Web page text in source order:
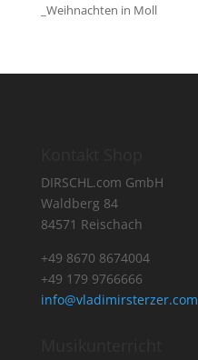
_Weihnachten in Moll
DIRSCHL.com GmbH
Waldberg 84
84571 Reischach
+49 8670 8674004
+49 179 9766666
info@vladimirsterzer.com